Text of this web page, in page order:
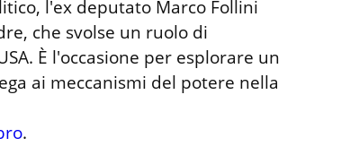
l'ex deputato Marco Follini
che svolse un ruolo di
È l'occasione per esplorare un
ai meccanismi del potere nella
.